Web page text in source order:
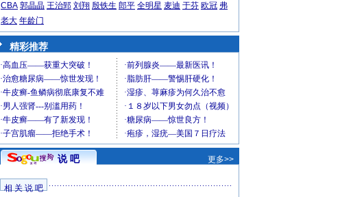
CBA 郭晶晶 王治郅 刘翔 殷铁生 郎平 全明星 麦迪 于芬 欧冠 弗
老大 年龄门
精彩推荐
说 吧 更多>>
相 关 说 吧